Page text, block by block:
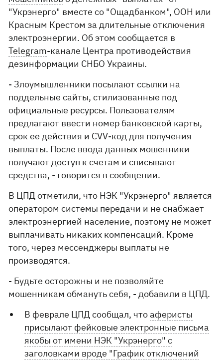
"Укрэнерго" вместе со "Ощадбанком", ООН или
Красным Крестом за длительные отключения
электроэнергии. Об этом сообщается в
Telegram-канале Центра противодействия
дезинформации СНБО Украины.
- Злоумышленники посылают ссылки на
поддельные сайты, стилизованные под
официальные ресурсы. Пользователям
предлагают ввести номер банковской карты,
срок ее действия и CVV-код для получения
выплаты. После ввода данных мошенники
получают доступ к счетам и списывают
средства, - говорится в сообщении.
В ЦПД отметили, что НЭК "Укрэнерго" является
оператором системы передачи и не снабжает
электроэнергией население, поэтому не может
выплачивать никаких компенсаций. Кроме
того, через мессенджеры выплаты не
производятся.
- Будьте осторожны и не позволяйте
мошенникам обмануть себя, - добавили в ЦПД.
В феврале ЦПД сообщал, чтоаферисты
присылают фейковые электронные письма
якобы от имени НЭК "Укрэнерго" с
заголовками вроде "График отключений